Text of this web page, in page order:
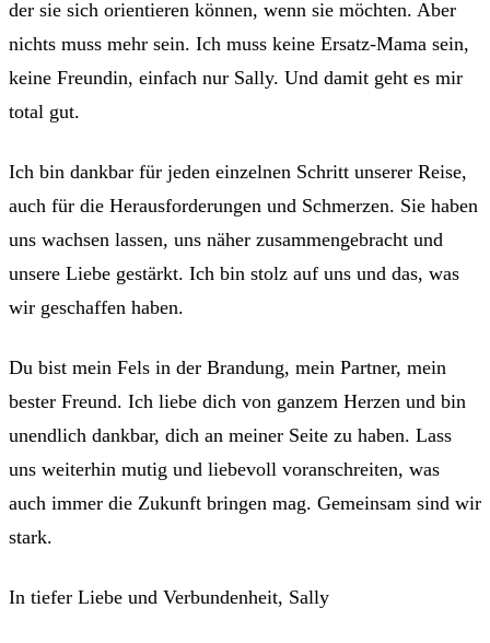
der sie sich orientieren können, wenn sie möchten. Aber
nichts muss mehr sein. Ich muss keine Ersatz-Mama sein,
keine Freundin, einfach nur Sally. Und damit geht es mir
total gut.
Ich bin dankbar für jeden einzelnen Schritt unserer Reise,
auch für die Herausforderungen und Schmerzen. Sie haben
uns wachsen lassen, uns näher zusammengebracht und
unsere Liebe gestärkt. Ich bin stolz auf uns und das, was
wir geschaffen haben.
Du bist mein Fels in der Brandung, mein Partner, mein
bester Freund. Ich liebe dich von ganzem Herzen und bin
unendlich dankbar, dich an meiner Seite zu haben. Lass
uns weiterhin mutig und liebevoll voranschreiten, was
auch immer die Zukunft bringen mag. Gemeinsam sind wir
stark.
In tiefer Liebe und Verbundenheit, Sally